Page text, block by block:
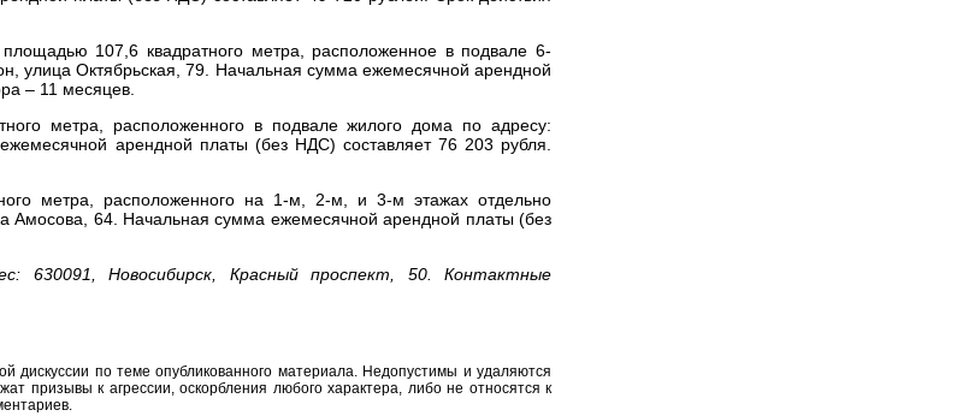
107,6 квадратного метра, расположенное в подвале 6-
улица Октябрьская, 79. Начальная сумма ежемесячной арендной
– 11 месяцев.
метра, расположенного в подвале жилого дома по адресу:
арендной платы (без НДС) составляет 76 203 рубля.
метра, расположенного на 1-м, 2-м, и 3-м этажах отдельно
Амосова, 64. Начальная сумма ежемесячной арендной платы (без
630091, Новосибирск, Красный проспект, 50. Контактные
дискуссии по теме опубликованного материала. Недопустимы и удаляются
призывы к агрессии, оскорбления любого характера, либо не относятся к